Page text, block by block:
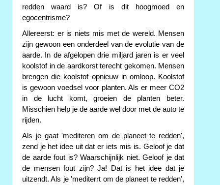
redden waard is? Of is dit hoogmoed en
egocentrisme?
Allereerst: er is niets mis met de wereld. Mensen
zijn gewoon een onderdeel van de evolutie van de
aarde. In de afgelopen drie miljard jaren is er veel
koolstof in de aardkorst terecht gekomen. Mensen
brengen die koolstof opnieuw in omloop. Koolstof
is gewoon voedsel voor planten. Als er meer CO2
in de lucht komt, groeien de planten beter.
Misschien help je de aarde wel door met de auto te
rijden.
Als je gaat 'mediteren om de planeet te redden',
zend je het idee uit dat er iets mis is. Geloof je dat
de aarde fout is? Waarschijnlijk niet. Geloof je dat
de mensen fout zijn? Ja! Dat is het idee dat je
uitzendt. Als je 'mediterrt om de planeet te redden',